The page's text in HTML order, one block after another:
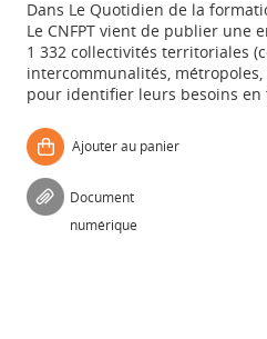
Dans Le Quotidien de la
Le CNFPT vient de publier une
1 332 collectivités territoriales
intercommunalités, métropoles,
pour identifier leurs besoins en
Ajouter au panier
Document
numérique